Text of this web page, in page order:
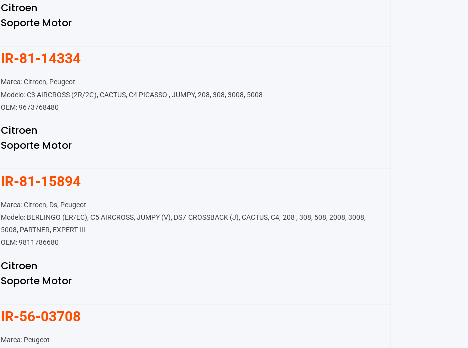
Citroen
Soporte Motor
IR-81-14334
Marca: Citroen, Peugeot
Modelo: C3 AIRCROSS (2R/2C), CACTUS, C4 PICASSO , JUMPY, 208, 308, 3008, 5008
OEM: 9673768480
Citroen
Soporte Motor
IR-81-15894
Marca: Citroen, Ds, Peugeot
Modelo: BERLINGO (ER/EC), C5 AIRCROSS, JUMPY (V), DS7 CROSSBACK (J), CACTUS, C4, 208 , 308, 508, 2008, 3008,
5008, PARTNER, EXPERT III
OEM: 9811786680
Citroen
Soporte Motor
IR-56-03708
Marca: Peugeot